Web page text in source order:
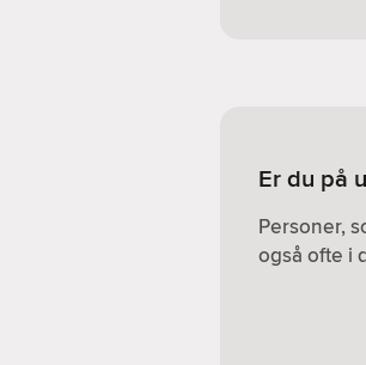
Er du på
Personer,
også ofte i